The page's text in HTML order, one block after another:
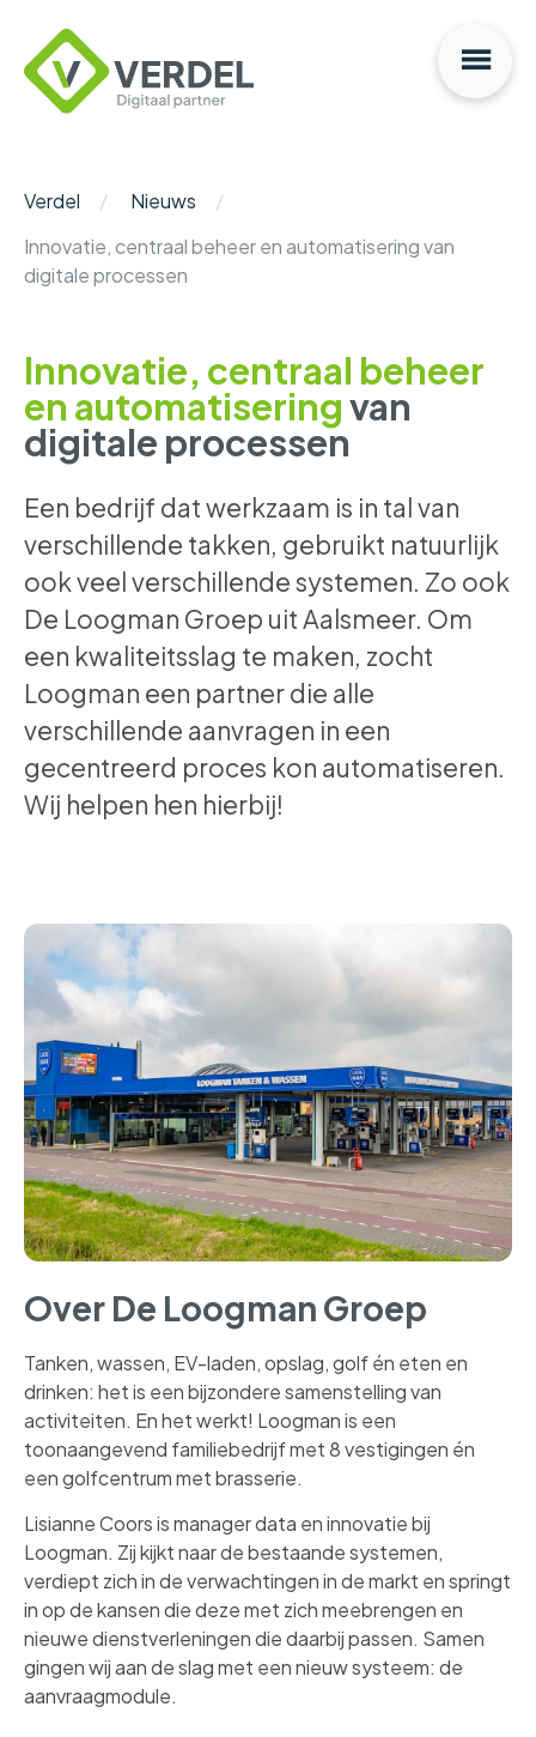
Verdel
Nieuws
Innovatie, centraal beheer en automatisering van
digitale processen
Innovatie, centraal beheer
en automatiseringvan
digitale processen
Een bedrijf dat werkzaam is in tal van
verschillende takken, gebruikt natuurlijk
ook veel verschillende systemen. Zo ook
De Loogman Groep uit Aalsmeer. Om
een kwaliteitsslag te maken, zocht
Loogman een partner die alle
verschillende aanvragen in een
gecentreerd proces kon automatiseren.
Wij helpen hen hierbij!
Over De Loogman Groep
Tanken, wassen, EV-laden, opslag, golf én eten en
drinken: het is een bijzondere samenstelling van
activiteiten. En het werkt! Loogman is een
toonaangevend familiebedrijf met 8 vestigingen én
een golfcentrum met brasserie.
Lisianne Coors is manager data en innovatie bij
Loogman. Zij kijkt naar de bestaande systemen,
verdiept zich in de verwachtingen in de markt en springt
in op de kansen die deze met zich meebrengen en
nieuwe dienstverleningen die daarbij passen. Samen
gingen wij aan de slag met een nieuw systeem: de
aanvraagmodule.